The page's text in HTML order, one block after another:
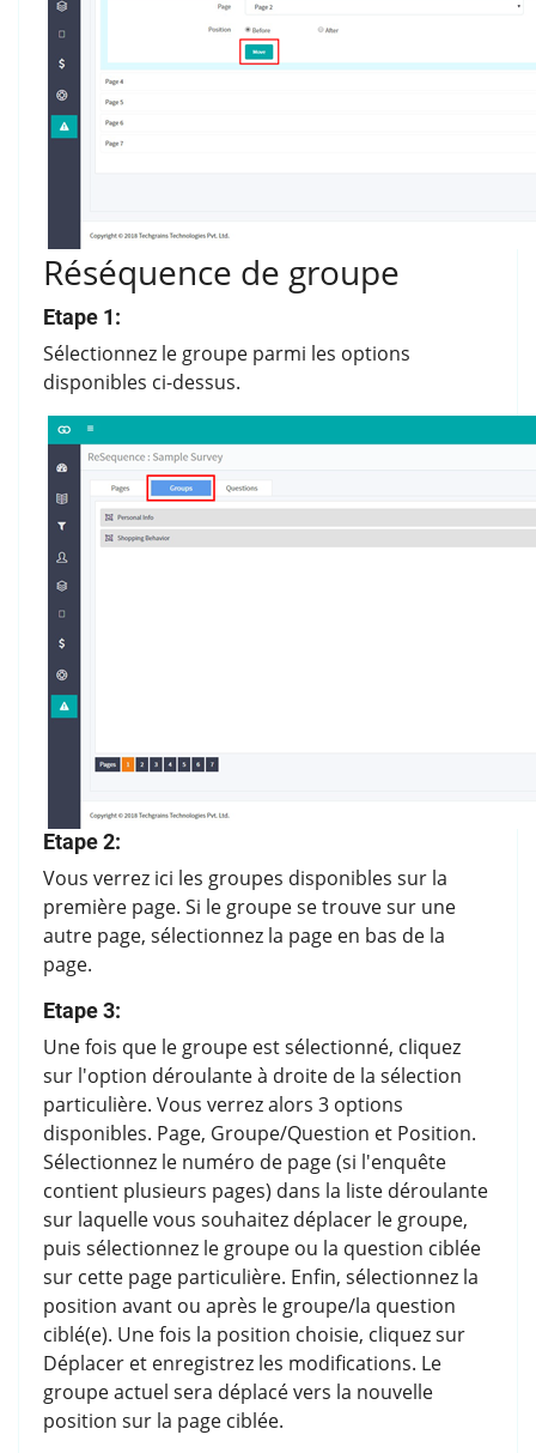
Réséquence de groupe
Etape 1:
Sélectionnez le groupe parmi les options
disponibles ci-dessus.
Etape 2:
Vous verrez ici les groupes disponibles sur la
première page. Si le groupe se trouve sur une
autre page, sélectionnez la page en bas de la
page.
Etape 3:
Une fois que le groupe est sélectionné, cliquez
sur l'option déroulante à droite de la sélection
particulière. Vous verrez alors 3 options
disponibles. Page, Groupe/Question et Position.
Sélectionnez le numéro de page (si l'enquête
contient plusieurs pages) dans la liste déroulante
sur laquelle vous souhaitez déplacer le groupe,
puis sélectionnez le groupe ou la question ciblée
sur cette page particulière. Enfin, sélectionnez la
position avant ou après le groupe/la question
ciblé(e). Une fois la position choisie, cliquez sur
Déplacer et enregistrez les modifications. Le
groupe actuel sera déplacé vers la nouvelle
position sur la page ciblée.